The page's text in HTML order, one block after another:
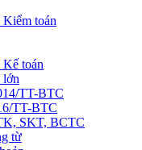
toán
toán
lớn
TT-BTC
TT-BTC
SKT, BCTC
từ